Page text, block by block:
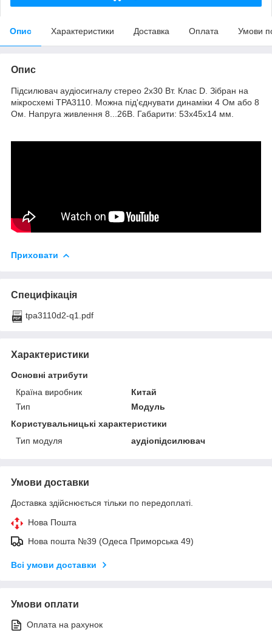
Опис Характеристики Доставка Оплата Умови
Опис
Підсилювач аудіосигналу стерео 2х30 Вт. Клас D. Зібран на
мікросхемі TPA3110. Можна під'єднувати динаміки 4 Ом або 8
Ом. Напруга живлення 8...26В. Габарити: 53х45х14 мм.
Приховати
Специфікація
tpa3110d2-q1.pdf
Характеристики
Основні атрибути
Країна виробник
Китай
Тип
Модуль
Користувальницькі характеристики
Тип модуля
аудіопідсилювач
Умови доставки
Доставка здійснюється тільки по передоплаті.
Нова Пошта
Нова пошта №39 (Одеса Приморська 49)
Всі умови доставки
Умови оплати
Оплата на рахунок